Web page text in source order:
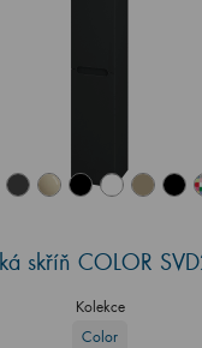
skříň COLOR
Kolekce
Color